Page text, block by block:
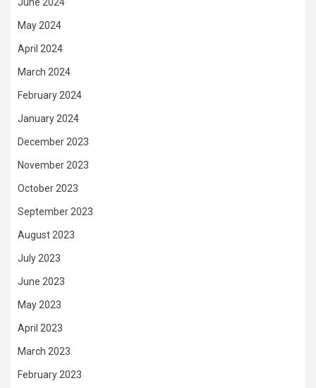
May 2024
April 2024
March 2024
February 2024
January 2024
December 2023
November 2023
October 2023
September 2023
August 2023
July 2023
June 2023
May 2023
April 2023
March 2023
February 2023